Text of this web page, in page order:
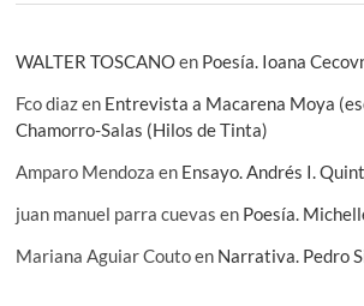
WALTER TOSCANOen Poesía. Ioana
Fco diazen Entrevista a Macarena Moya
Chamorro-Salas (Hilos de Tinta)
Amparo Mendoza en Ensayo. Andrés I.
juan manuel parra cuevas en Poesía.
Mariana Aguiar Coutoen Narrativa. Pedro